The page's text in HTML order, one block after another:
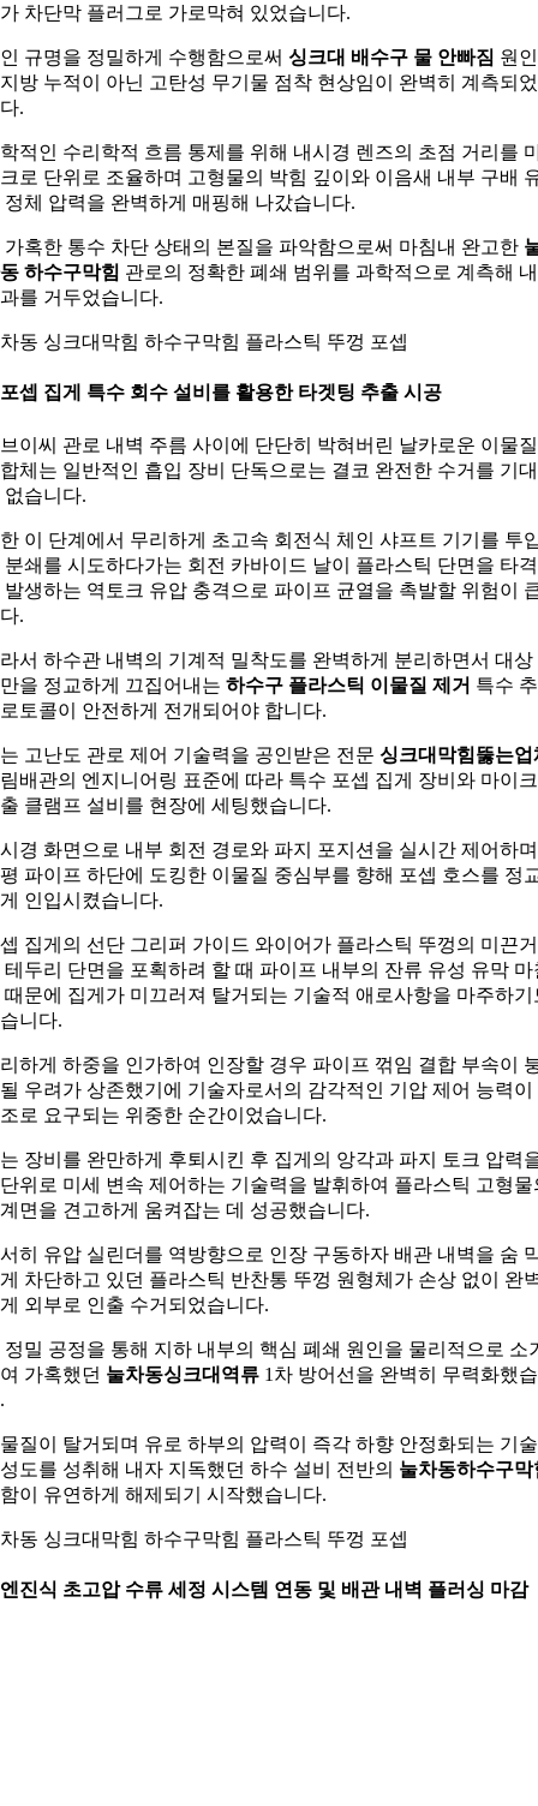
차단막 플러그로 가로막혀 있었습니다.
규명을 정밀하게 수행함으로써 싱크대 배수구 물 안빠짐 원
방 누적이 아닌 고탄성 무기물 점착 현상임이 완벽히 계측되
.
적인 수리학적 흐름 통제를 위해 내시경 렌즈의 초점 거리를
로 단위로 조율하며 고형물의 박힘 깊이와 이음새 내부 구배
정체 압력을 완벽하게 매핑해 나갔습니다.
가혹한 통수 차단 상태의 본질을 파악함으로써 마침내 완고한
하수구막힘 관로의 정확한 폐쇄 범위를 과학적으로 계측해
를 거두었습니다.
동 싱크대막힘 하수구막힘 플라스틱 뚜껑 포셉
셉 집게 특수 회수 설비를 활용한 타겟팅 추출 시공
이씨 관로 내벽 주름 사이에 단단히 박혀버린 날카로운 이물
체는 일반적인 흡입 장비 단독으로는 결코 완전한 수거를 기
없습니다.
이 단계에서 무리하게 초고속 회전식 체인 샤프트 기기를 투
분쇄를 시도하다가는 회전 카바이드 날이 플라스틱 단면을 타
발생하는 역토크 유압 충격으로 파이프 균열을 촉발할 위험이
.
서 하수관 내벽의 기계적 밀착도를 완벽하게 분리하면서 대상
을 정교하게 끄집어내는 하수구 플라스틱 이물질 제거 특수
토콜이 안전하게 전개되어야 합니다.
고난도 관로 제어 기술력을 공인받은 전문 싱크대막힘뚫는업
배관의 엔지니어링 표준에 따라 특수 포셉 집게 장비와 마이
클램프 설비를 현장에 세팅했습니다.
경 화면으로 내부 회전 경로와 파지 포지션을 실시간 제어하며
파이프 하단에 도킹한 이물질 중심부를 향해 포셉 호스를 정
인입시켰습니다.
집게의 선단 그리퍼 가이드 와이어가 플라스틱 뚜껑의 미끈
테두리 단면을 포획하려 할 때 파이프 내부의 잔류 유성 유막 마
때문에 집게가 미끄러져 탈거되는 기술적 애로사항을 마주하기
니다.
하게 하중을 인가하여 인장할 경우 파이프 꺾임 결합 부속이
우려가 상존했기에 기술자로서의 감각적인 기압 제어 능력이
로 요구되는 위중한 순간이었습니다.
장비를 완만하게 후퇴시킨 후 집게의 앙각과 파지 토크 압력
위로 미세 변속 제어하는 기술력을 발휘하여 플라스틱 고형물
면을 견고하게 움켜잡는 데 성공했습니다.
히 유압 실린더를 역방향으로 인장 구동하자 배관 내벽을 숨
차단하고 있던 플라스틱 반찬통 뚜껑 원형체가 손상 없이 완
외부로 인출 수거되었습니다.
정밀 공정을 통해 지하 내부의 핵심 폐쇄 원인을 물리적으로 소
가혹했던 눌차동싱크대역류1차 방어선을 완벽히 무력화했
질이 탈거되며 유로 하부의 압력이 즉각 하향 안정화되는 기
도를 성취해 내자 지독했던 하수 설비 전반의 눌차동하수구막
이 유연하게 해제되기 시작했습니다.
동 싱크대막힘 하수구막힘 플라스틱 뚜껑 포셉
진식 초고압 수류 세정 시스템 연동 및 배관 내벽 플러싱 마감